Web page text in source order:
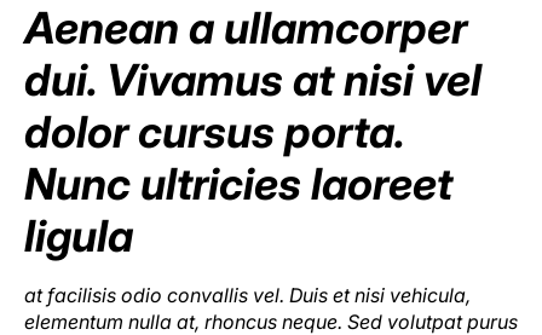
Aenean a ullamcorper
dui. Vivamus at nisi vel
dolor cursus porta.
Nunc ultricies laoreet
ligula
at facilisis odio convallis vel. Duis et nisi vehicula,
elementum nulla at, rhoncus neque. Sed volutpat purus